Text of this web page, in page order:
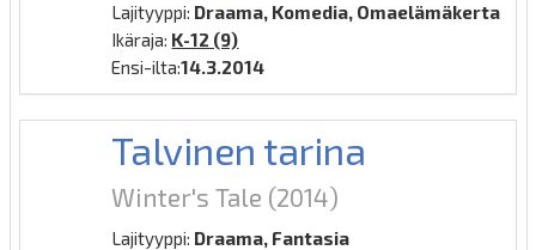
Lajityyppi: Draama, Komedia, Omaelämäkerta
Ikäraja: K-12 (9)
Ensi-ilta:14.3.2014
Talvinen tarina
Winter's Tale (2014)
Lajityyppi: Draama, Fantasia